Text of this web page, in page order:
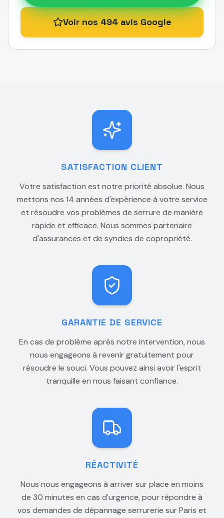
Voir nos 494 avis Google
SATISFACTION CLIENT
Votre satisfaction est notre priorité absolue. Nous
mettons nos 14 années d'expérience à votre service
et résoudre vos problèmes de serrure de manière
rapide et efficace. Nous sommes partenaire
d'assurances et de syndics de copropriété.
GARANTIE DE SERVICE
En cas de problème après notre intervention, nous
nous engageons à revenir gratuitement pour
résoudre le souci. Vous pouvez ainsi avoir l'esprit
tranquille en nous faisant confiance.
RÉACTIVITÉ
Nous nous engageons à arriver sur place en moins
de 30 minutes en cas d'urgence, pour répondre à
vos demandes de dépannage serrurerie sur Paris et